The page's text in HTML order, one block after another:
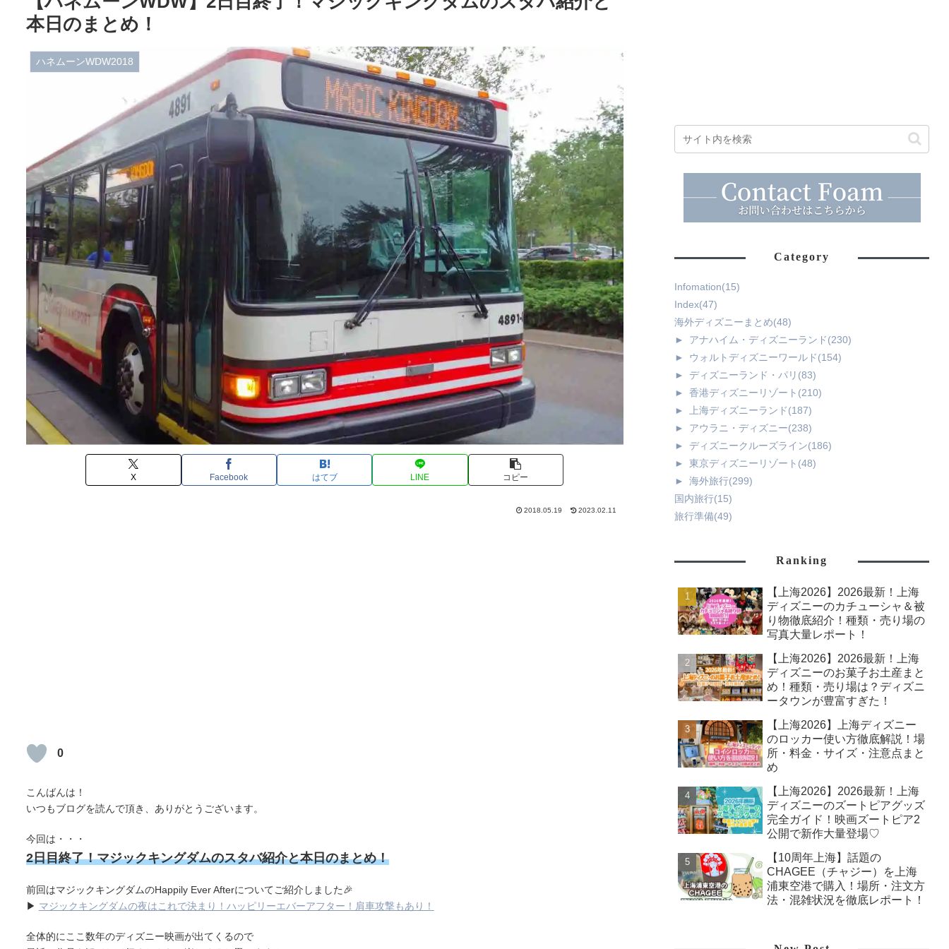
本日のまとめ！
ハネムーンWDW2018
X Facebook はてブ LINE コピー
2018.05.19 2023.02.11
0
こんばんは！
いつもブログを読んで頂き、ありがとうございます。
今回は・・・
2日目終了！マジックキングダムのスタバ紹介と本日のまとめ！
前回はマジックキングダムのHappily Ever Afterについてご紹介しました🎉
▶ マジックキングダムの夜はこれで決まり！ハッピリーエバーアフター！肩車攻撃もあり！
全体的にここ数年のディズニー映画が出てくるので
Category
Infomation(15)
Index(47)
海外ディズニーまとめ(48)
►
アナハイム・ディズニーランド(230)
►
ウォルトディズニーワールド(154)
►
ディズニーランド・パリ (83)
►
香港ディズニーリゾート (210)
►
上海ディズニーランド(187)
►
アウラニ・ディズニー(238)
►
ディズニークルーズライン(186)
►
東京ディズニーリゾート (48)
►
海外旅行(299)
国内旅行(15)
旅行準備(49)
Ranking
【上海2026】2026最新！上海
ディズニーのカチューシャ＆被
り物徹底紹介！種類・売り場の
写真大量レポート！
【上海2026】2026最新！上海
ディズニーのお菓子お土産まと
め！種類・売り場は？ディズニ
ータウンが豊富すぎた！
【上海2026】上海ディズニー
のロッカー使い方徹底解説！場
所・料金・サイズ・注意点まと
め
【上海2026】2026最新！上海
ディズニーのズートピアグッズ
完全ガイド！映画ズートピア2
公開で新作大量登場♡
【10周年上海】話題の
CHAGEE（チャジー）を上海
浦東空港で購入！場所・注文方
法・混雑状況を徹底レポート！